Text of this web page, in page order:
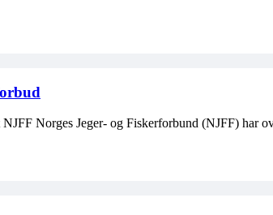
Norges Jeger- og Fiskerforbund (NJFF) har